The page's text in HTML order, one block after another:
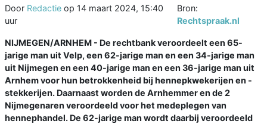
Door Redactie op 14 maart 2024, 15:40
uur
Bron:
Rechtspraak.nl
NIJMEGEN/ARNHEM - De rechtbank veroordeelt een 65-
jarige man uit Velp, een 62-jarige man en een 34-jarige man
uit Nijmegen en een 40-jarige man en een 36-jarige man uit
Arnhem voor hun betrokkenheid bij hennepkwekerijen en -
stekkerijen. Daarnaast worden de Arnhemmer en de 2
Nijmegenaren veroordeeld voor het medeplegen van
hennephandel. De 62-jarige man wordt daarbij veroordeeld